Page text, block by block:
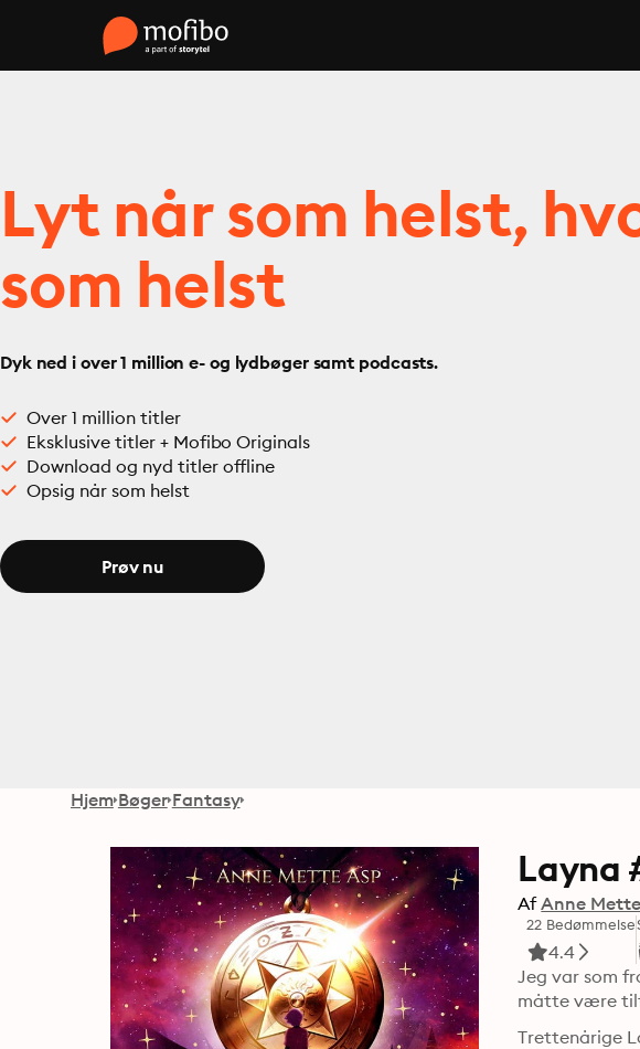
Lyt når som helst,
som helst
Dyk ned i over 1 million e- og lydbøger samt podcasts.
Over 1 million titler
Eksklusive titler + Mofibo Originals
Download og nyd titler offline
Opsig når som helst
Prøv nu
Hjem Bøger Fantasy
Layna
Af Anne
22 Bedømmelse
4.4
Jeg var som
måtte være
Trettenårige